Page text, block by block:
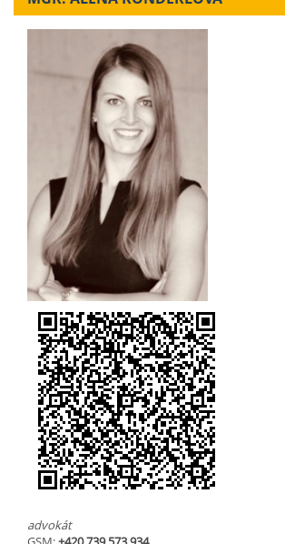
advokát